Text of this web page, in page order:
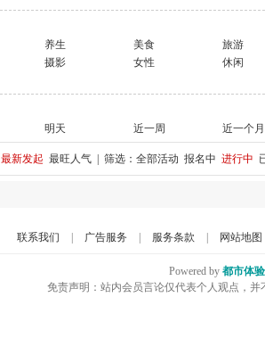
养生 美食
旅游
摄影 女性
休闲
明天 近一周 近一个月
最新发起 最旺人气 | 筛选： 全部活动 报名中 进行中
联系我们 广告服务 服务条款 网站地图
Powered by 都市体
免责声明：站内会员言论仅代表个人观点，